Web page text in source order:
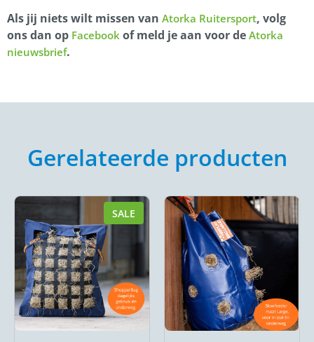
Als jij niets wilt missen van Atorka Ruitersport, volg
ons dan op Facebook of meld je aan voor de Atorka
nieuwsbrief.
Gerelateerde producten
SALE